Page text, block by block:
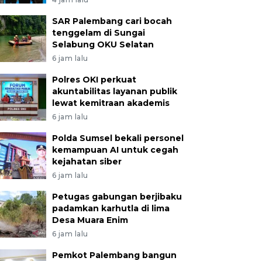
SAR Palembang cari bocah
tenggelam di Sungai
Selabung OKU Selatan
6 jam lalu
Polres OKI perkuat
akuntabilitas layanan publik
lewat kemitraan akademis
6 jam lalu
Polda Sumsel bekali personel
kemampuan AI untuk cegah
kejahatan siber
6 jam lalu
Petugas gabungan berjibaku
padamkan karhutla di lima
Desa Muara Enim
6 jam lalu
Pemkot Palembang bangun